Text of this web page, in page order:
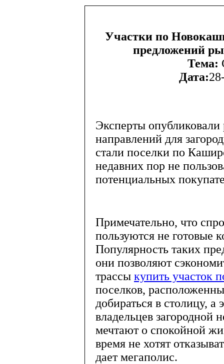
Участки по
предложений
Тема:
Дата:
Эксперты
направлений для
стали поселки по
недавних пор не
потенциальных
Примечательно, что
пользуются не готовые
Популярность таких
они позволяют
трассы купить участок
поселков,
добираться в столицу, а
владельцев загородной
мечтают о спокойной
время не хотят
дает мегаполис.